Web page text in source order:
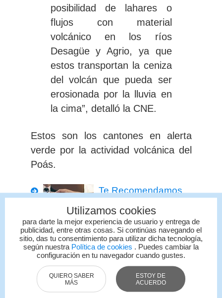
posibilidad de lahares o
flujos con material
volcánico en los ríos
Desagüe y Agrio, ya que
estos transportan la ceniza
del volcán que pueda ser
erosionada por la lluvia en
la cima”, detalló la CNE.
Estos son los cantones en alerta
verde por la actividad volcánica del
Poás.
Te Recomendamos
casas con precios
desde los 10
millones de
colones
Nacional
Redacción
Multimedios
Utilizamos cookies
para darte la mejor experiencia de usuario y entrega de
publicidad, entre otras cosas. Si continúas navegando el
sitio, das tu consentimiento para utilizar dicha tecnología,
según nuestra Política de cookies . Puedes cambiar la
configuración en tu navegador cuando gustes.
QUIERO SABER
MÁS
ESTOY DE
ACUERDO